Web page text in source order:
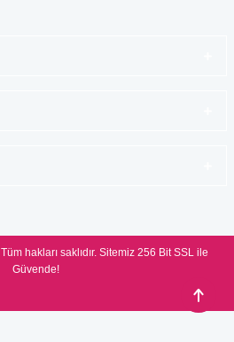
Tüm hakları saklıdır. Sitemiz 256 Bit SSL ile
Güvende!